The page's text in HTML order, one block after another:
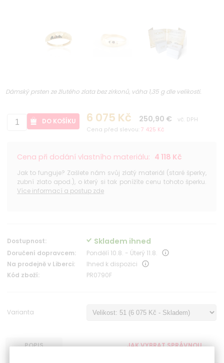
Dámský prsten ze žlutého zlata bez zirkonů, váha 1,35 g dle velikosti.
DO KOŠÍKU 6 075 Kč 250,90 €
vč. DPH
Cena před slevou:7 425 Kč
Cena při dodání vlastního materiálu: 4 118 Kč
Jak to funguje? Zašlete nám svůj zlatý materiál (staré šperky,
zubní zlato apod.), o který si tak ponížíte cenu tohoto šperku.
Více informací a postup zde
Dostupnost: Skladem ihned
Doručení dopravcem:
Pondělí 10.8. - Úterý 11.8.
Na prodejně v Liberci:
Ihned k dispozici
Kód zboží:
PR0790F
Varianta
POPIS
JAK VYBRAT SPRÁVNOU